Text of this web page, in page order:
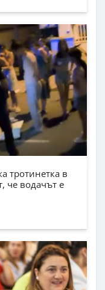
тротинетка в
че водачът е